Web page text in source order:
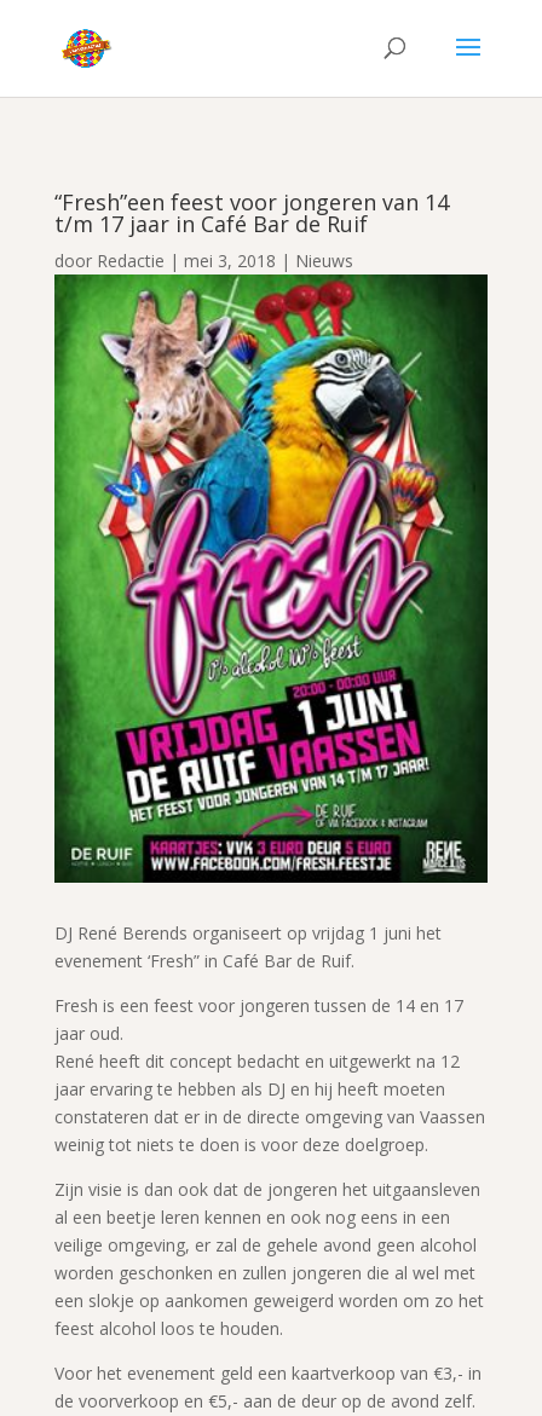
“Fresh”een feest voor jongeren van 14
t/m 17 jaar in Café Bar de Ruif
door Redactie | mei 3, 2018 | Nieuws
DJ René Berends organiseert op vrijdag 1 juni het
evenement ‘Fresh” in Café Bar de Ruif.
Fresh is een feest voor jongeren tussen de 14 en 17
jaar oud.
René heeft dit concept bedacht en uitgewerkt na 12
jaar ervaring te hebben als DJ en hij heeft moeten
constateren dat er in de directe omgeving van Vaassen
weinig tot niets te doen is voor deze doelgroep.
Zijn visie is dan ook dat de jongeren het uitgaansleven
al een beetje leren kennen en ook nog eens in een
veilige omgeving, er zal de gehele avond geen alcohol
worden geschonken en zullen jongeren die al wel met
een slokje op aankomen geweigerd worden om zo het
feest alcohol loos te houden.
Voor het evenement geld een kaartverkoop van €3,- in
de voorverkoop en €5,- aan de deur op de avond zelf.